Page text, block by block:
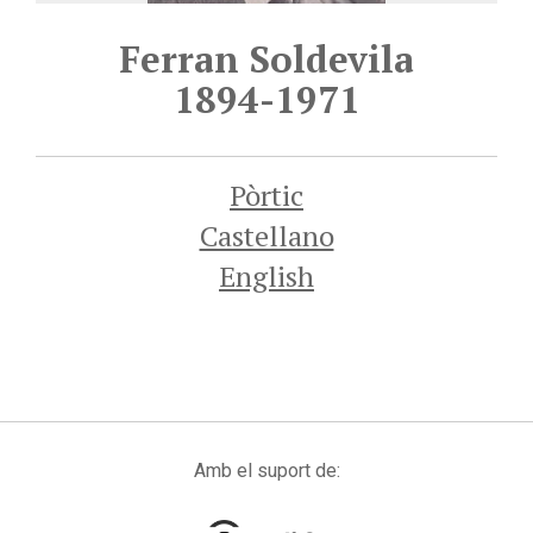
Ferran Soldevila
1894-1971
Pòrtic
Castellano
English
Amb el suport de: